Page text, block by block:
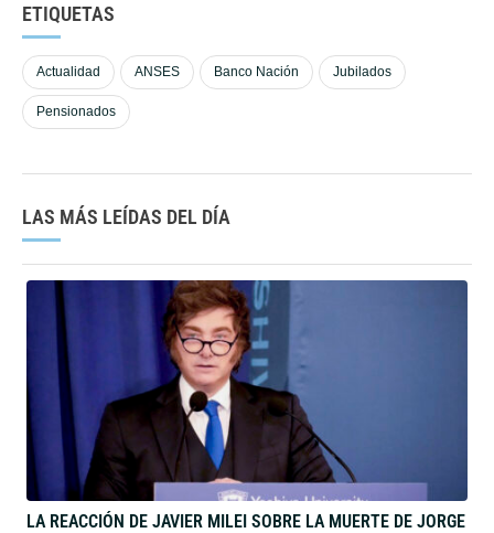
ETIQUETAS
Actualidad ANSES Banco Nación Jubilados
Pensionados
LAS MÁS LEÍDAS DEL DÍA
LA REACCIÓN DE JAVIER MILEI SOBRE LA MUERTE DE JORGE